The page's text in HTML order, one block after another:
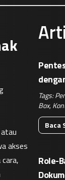
akses
Tags:
Box,
Baca
Role-